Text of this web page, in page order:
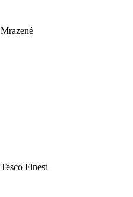
Mrazené
Tesco Finest